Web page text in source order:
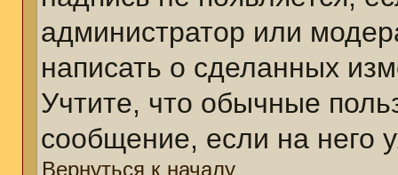
администратор или
написать о сделанных
Учтите, что обычные
сообщение, если на него
Вернуться к началу